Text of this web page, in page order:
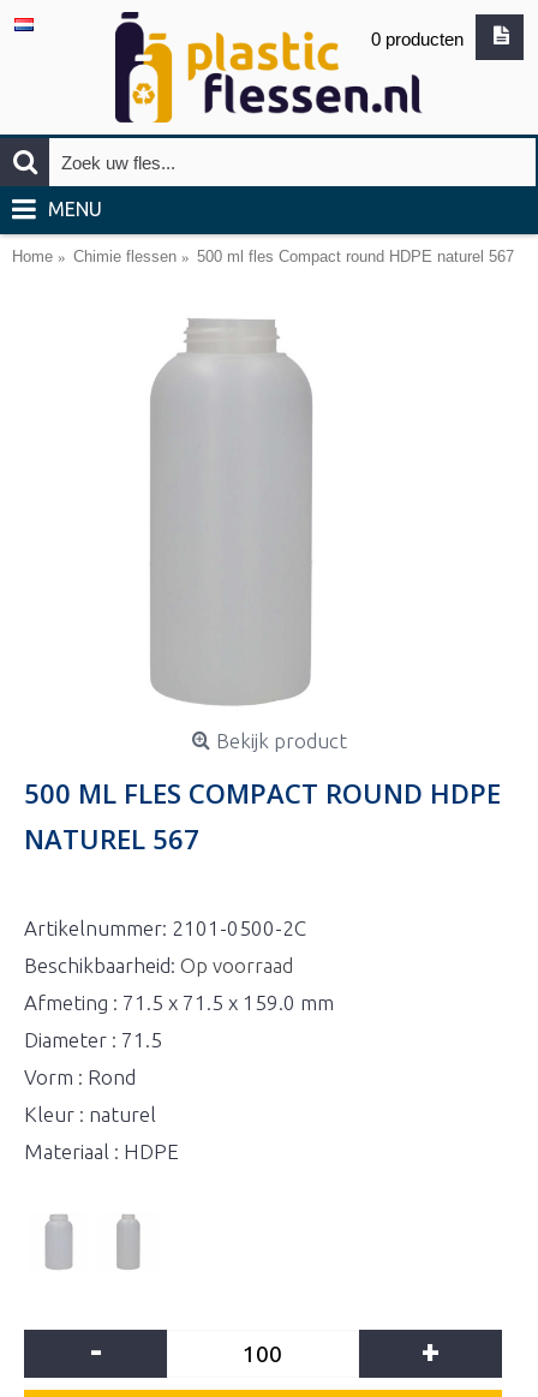
0 producten
MENU
Home Chimie flessen 500 ml fles Compact round HDPE naturel 567
Bekijk product
500 ML FLES COMPACT ROUND HDPE
NATUREL 567
Artikelnummer: 2101-0500-2C
Beschikbaarheid: Op voorraad
Afmeting : 71.5 x 71.5 x 159.0 mm
Diameter : 71.5
Vorm : Rond
Kleur : naturel
Materiaal : HDPE
- +